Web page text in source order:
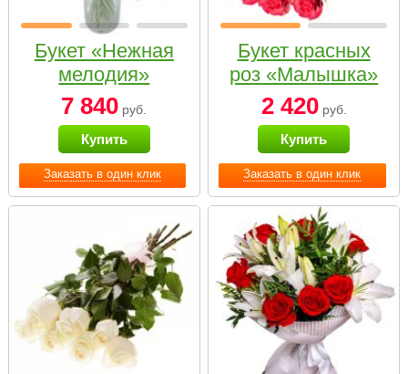
Заказать в один клик
Букет «Нежная
мелодия»
7 840 руб.
Купить
Заказать в один клик
Букет красных
роз «Малышка»
2 420руб.
Купить